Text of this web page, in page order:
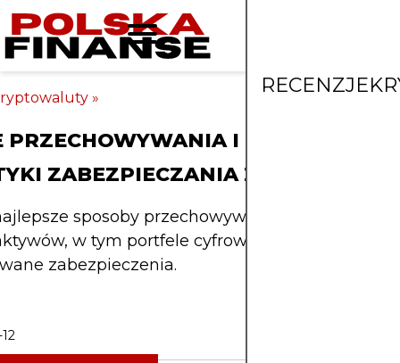
RECENZJE
»
PRZECHOWYWANIA I NAJLEPSZE
ZABEZPIECZANIA ZASOBÓW
sposoby przechowywania i
w tym portfele cyfrowe, sejfy fizyczne i
zabezpieczenia.